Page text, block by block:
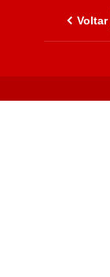
Voltar